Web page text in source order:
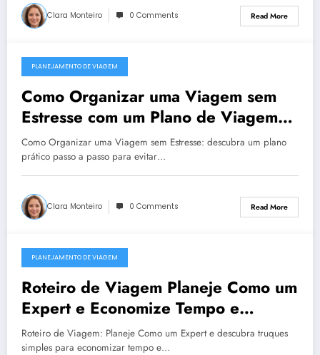
Clara Monteiro 0 Comments Read More
December 23, 2025
PLANEJAMENTO DE VIAGEM
Como Organizar uma Viagem sem
Estresse com um Plano de Viagem
Prático e Sem Complicações
Como Organizar uma Viagem sem Estresse: descubra um plano
prático passo a passo para evitar…
Clara Monteiro 0 Comments Read More
December 23, 2025
PLANEJAMENTO DE VIAGEM
Roteiro de Viagem Planeje Como um
Expert e Economize Tempo e
Dinheiro com Dicas Práticas
Roteiro de Viagem: Planeje Como um Expert e descubra truques
simples para economizar tempo e…